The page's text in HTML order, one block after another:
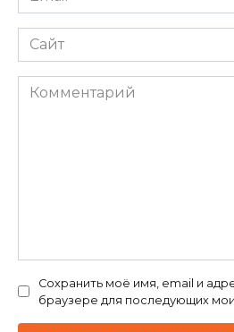
*
Сайт
Комментарий
Сохранить моё имя, email и
браузере для последующих